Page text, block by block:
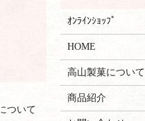
ついて
ｵﾝﾗｲﾝｼｮｯﾌﾟ
HOME
高山製菓について
商品紹介